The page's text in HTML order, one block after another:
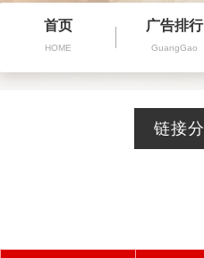
首页
HOME
广告排行
GuangGao